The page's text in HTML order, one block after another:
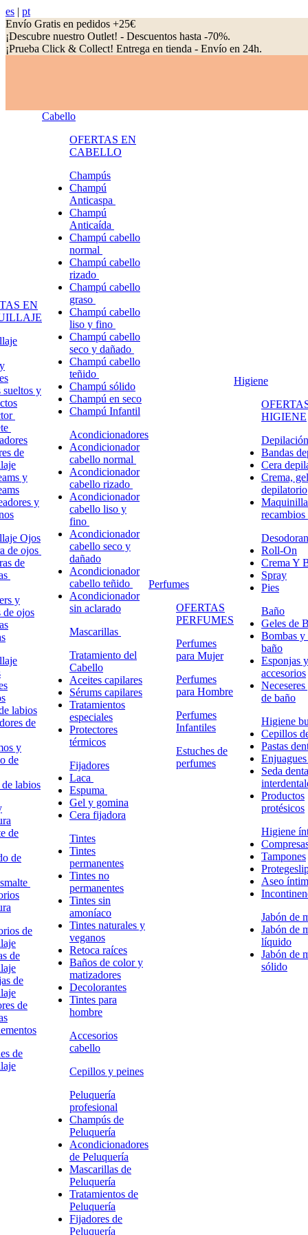
es | pt
Envío Gratis en pedidos +25€
¡Descubre nuestro Outlet! - Descuentos hasta -70%.
¡Prueba Click & Collect! Entrega en tienda - Envío en 24h.
EN
sueltos y
de
y
y
Ojos
de ojos
de
y
de ojos
labios
de
y
de
labios
de
de
de
de
de
de
de
Cabello
OFERTAS EN
CABELLO
Champús
Champú
Anticaspa
Champú
Anticaída
Champú cabello
normal
Champú cabello
rizado
Champú cabello
graso
Champú cabello
liso y fino
Champú cabello
seco y dañado
Champú cabello
teñido
Champú sólido
Champú en seco
Champú Infantil
Acondicionadores
Acondicionador
cabello normal
Acondicionador
cabello rizado
Acondicionador
cabello liso y
fino
Acondicionador
cabello seco y
dañado
Acondicionador
cabello teñido
Acondicionador
sin aclarado
Mascarillas
Tratamiento del
Cabello
Aceites capilares
Sérums capilares
Tratamientos
especiales
Protectores
térmicos
Fijadores
Laca
Espuma
Gel y gomina
Cera fijadora
Tintes
Tintes
permanentes
Tintes no
permanentes
Tintes sin
amoníaco
Tintes naturales y
veganos
Retoca raíces
Baños de color y
matizadores
Decolorantes
Tintes para
hombre
Accesorios
cabello
Cepillos y peines
Peluquería
profesional
Champús de
Peluquería
Acondicionadores
de Peluquería
Mascarillas de
Peluquería
Tratamientos de
Peluquería
Fijadores de
Peluquería
Perfumes
OFERTAS
PERFUMES
Perfumes
para Mujer
Perfumes
para Hombre
Perfumes
Infantiles
Estuches de
perfumes
Higiene
HIGIENE
Depilación
Bandas
Cera
Crema,
depilatorio
recambios
Roll-On
Crema Y
Spray
Pies
Baño
Geles de
Bombas y
baño
Esponjas y
accesorios
de baño
Higiene
Cepillos
Pastas
Seda
Productos
protésicos
Higiene
Tampones
Aseo
Jabón de
Jabón de
líquido
Jabón de
sólido